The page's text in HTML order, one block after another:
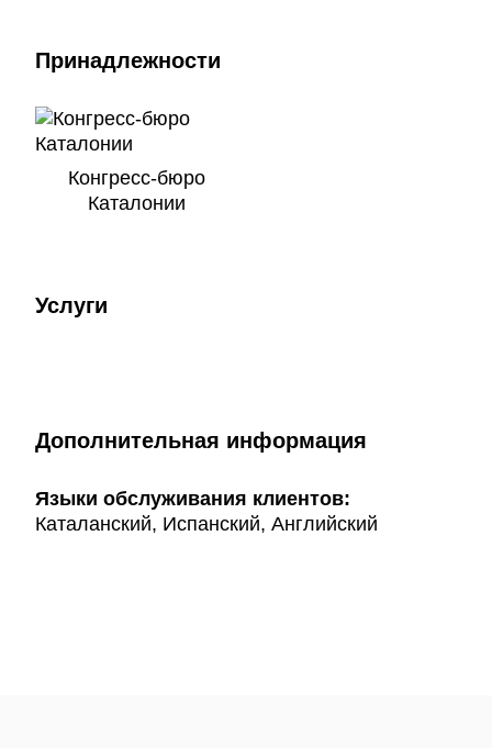
Принадлежности
Конгресс-бюро
Каталонии
Услуги
Дополнительная информация
Языки обслуживания клиентов:
Каталанский, Испанский, Английский